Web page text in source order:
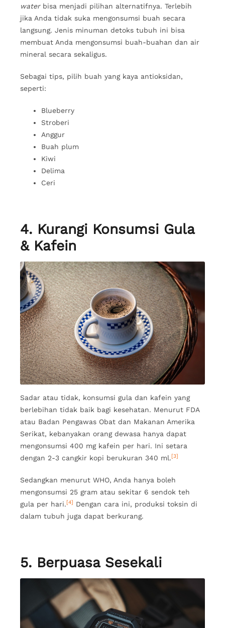
waterbisa menjadi pilihan alternatifnya. Terlebih
jika Anda tidak suka mengonsumsi buah secara
langsung. Jenis minuman detoks tubuh ini bisa
membuat Anda mengonsumsi buah-buahan dan air
mineral secara sekaligus.
Sebagai tips, pilih buah yang kaya antioksidan,
seperti:
Blueberry
Stroberi
Anggur
Buah plum
Kiwi
Delima
Ceri
4. Kurangi Konsumsi Gula
& Kafein
Sadar atau tidak, konsumsi gula dan kafein yang
berlebihan tidak baik bagi kesehatan. Menurut FDA
atau Badan Pengawas Obat dan Makanan Amerika
Serikat, kebanyakan orang dewasa hanya dapat
mengonsumsi 400 mg kafein per hari. Ini setara
dengan 2-3 cangkir kopi berukuran 340 ml. [3]
Sedangkan menurut WHO, Anda hanya boleh
mengonsumsi 25 gram atau sekitar 6 sendok teh
gula per hari.[4] Dengan cara ini, produksi toksin di
dalam tubuh juga dapat berkurang.
5. Berpuasa Sesekali